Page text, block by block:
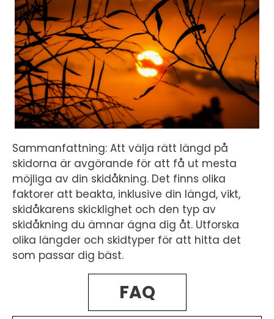
Sammanfattning: Att välja rätt längd på
skidorna är avgörande för att få ut mesta
möjliga av din skidåkning. Det finns olika
faktorer att beakta, inklusive din längd, vikt,
skidåkarens skicklighet och den typ av
skidåkning du ämnar ägna dig åt. Utforska
olika längder och skidtyper för att hitta det
som passar dig bäst.
FAQ